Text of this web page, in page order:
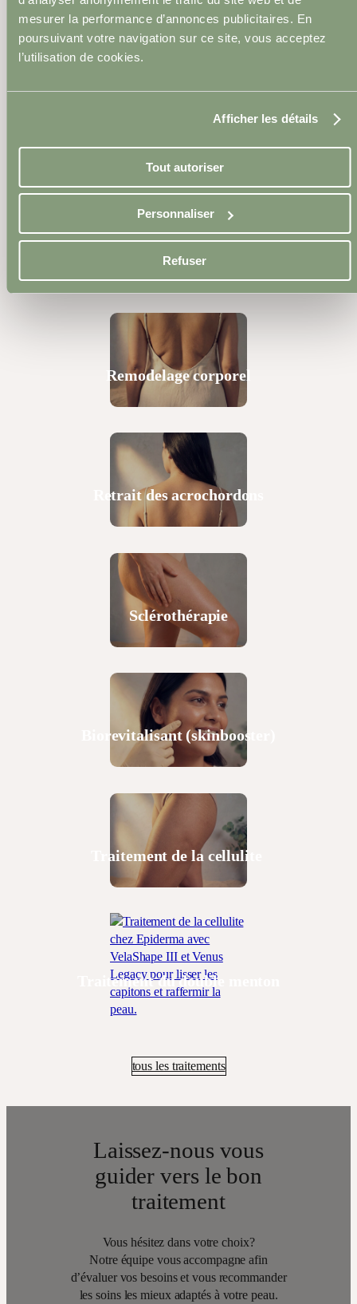
mesurer la performance d’annonces publicitaires. En
poursuivant votre navigation sur ce site, vous acceptez
l’utilisation de cookies.
Afficher les détails
Tout autoriser
Personnaliser
Refuser
Microdermabrasion
Photorajeunissement
Remodelage corporel
Retrait des acrochordons
Sclérothérapie
Biorevitalisant (skinbooster)
Traitement de la cellulite
Traitement du double menton
tous les traitements
Laissez-nous vous
guider vers le bon
traitement
Vous hésitez dans votre choix?
Notre équipe vous accompagne afin
d’évaluer vos besoins et vous recommander
les soins les mieux adaptés à votre peau.